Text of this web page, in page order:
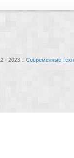
- 2023 :: Современные